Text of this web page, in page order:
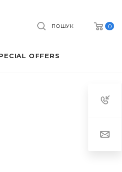
0
ПОШУК
OFFERS